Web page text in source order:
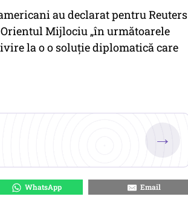
au declarat pentru Reuters
Mijlociu „în următoarele
la o o soluție diplomatică care
→
WhatsApp Email